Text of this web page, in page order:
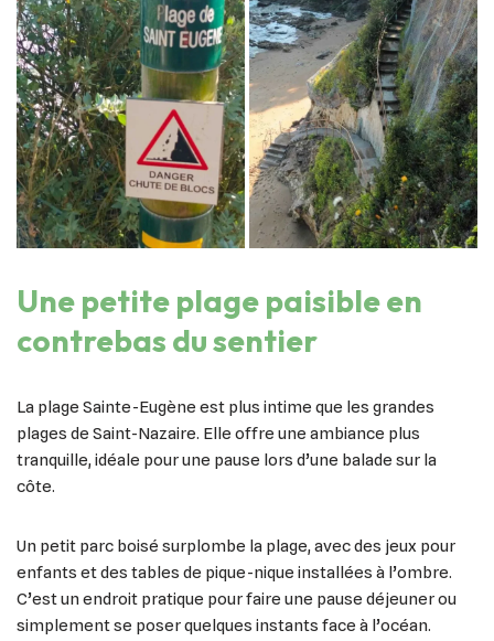
Une petite plage paisible en
contrebas du sentier
La plage Sainte-Eugène est plus intime que les grandes
plages de Saint-Nazaire. Elle offre une ambiance plus
tranquille, idéale pour une pause lors d’une balade sur la
côte.
Un petit parc boisé surplombe la plage, avec des jeux pour
enfants et des tables de pique-nique installées à l’ombre.
C’est un endroit pratique pour faire une pause déjeuner ou
simplement se poser quelques instants face à l’océan.